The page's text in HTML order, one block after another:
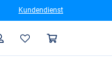
Kundendienst
Profil